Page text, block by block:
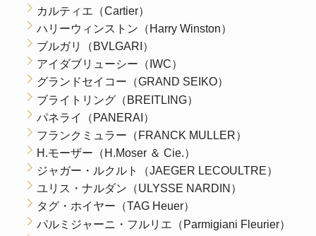
カルティエ（Cartier）
ハリーウィンストン（Harry Winston）
ブルガリ（BVLGARI）
アイダブリューシー（IWC）
グランドセイコー（GRAND SEIKO）
ブライトリング（BREITLING）
パネライ（PANERAI）
フランクミュラー（FRANCK MULLER）
H.モーザー（H.Moser ＆ Cie.）
ジャガー・ルクルト（JAEGER LECOULTRE）
ユリス・ナルダン（ULYSSE NARDIN）
タグ・ホイヤー（TAG Heuer）
パルミジャーニ・フルリエ（Parmigiani Fleurier）